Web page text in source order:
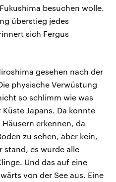
besuchen wolle.
überstieg jedes
sich Fergus
gesehen nach der
physische Verwüstung
so schlimm wie was
Japans. Da konnte
erkennen, da
zu sehen, aber kein,
stand, es wurde alle
Und das auf eine
von der See aus. Eine